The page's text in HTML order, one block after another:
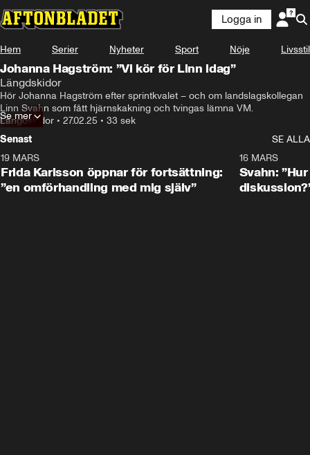
Logga in
Hem Serier Nyheter Sport Nöje Livsstil
Johanna Hagström: ”Vi kör för Linn idag”
Längdskidor
Hör Johanna Hagström efter sprintkvalet – och om landslagskollegan
Linn Svahn som fått hjärnskakning och tvingas lämna VM.
Längdskidor • 27.02.25 • 33 sek
Se mer
Senast
SE ALLA
19 MARS
Frida Karlsson öppnar för fortsättning:
”en omförhandling med mig själv”
16 MARS
Svahn: